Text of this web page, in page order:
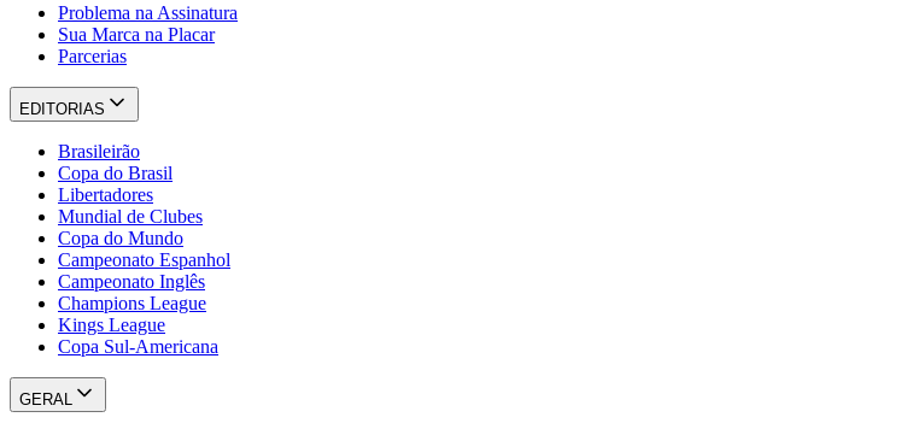
Problema na Assinatura
Sua Marca na Placar
Parcerias
EDITORIAS
Brasileirão
Copa do Brasil
Libertadores
Mundial de Clubes
Copa do Mundo
Campeonato Espanhol
Campeonato Inglês
Champions League
Kings League
Copa Sul-Americana
GERAL